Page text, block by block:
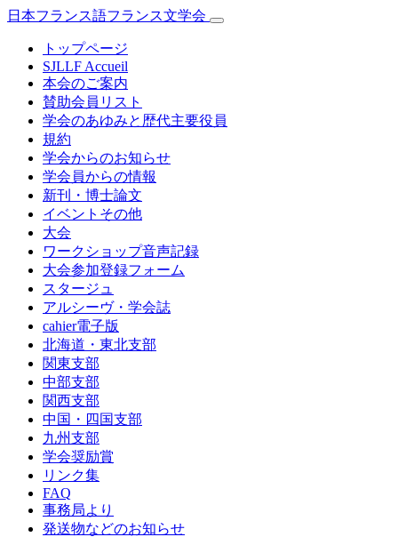
日本フランス語フランス文学会
トップページ
SJLLF Accueil
本会のご案内
賛助会員リスト
学会のあゆみと歴代主要役員
規約
学会からのお知らせ
学会員からの情報
新刊・博士論文
イベントその他
大会
ワークショップ音声記録
大会参加登録フォーム
スタージュ
アルシーヴ・学会誌
cahier電子版
北海道・東北支部
関東支部
中部支部
関西支部
中国・四国支部
九州支部
学会奨励賞
リンク集
FAQ
事務局より
発送物などのお知らせ